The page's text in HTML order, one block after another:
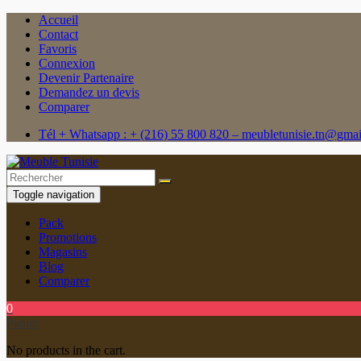
Accueil
Contact
Favoris
Connexion
Devenir Partenaire
Demandez un devis
Comparer
Tél + Whatsapp : + (216) 55 800 820 –
Toggle navigation
Pack
Promotions
Magasins
Blog
Comparer
0
Panier
No products in the cart.